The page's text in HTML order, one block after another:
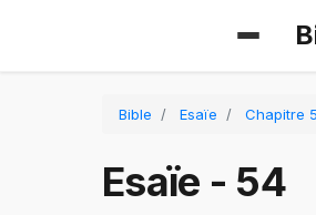
Bible Esaïe Chapitre
Esaïe - 54